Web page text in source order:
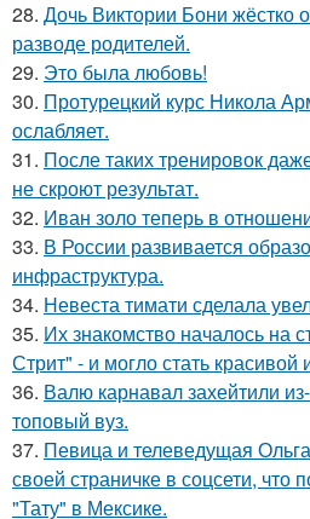
28. Дочь Виктории Бони жёстко
разводе родителей.
29. Это была любовь!
30. Протурецкий курс Никола
ослабляет.
31. После таких тренировок
не скроют результат.
32. Иван золо теперь в
33. В России развивается
инфраструктура.
34. Невеста тимати сделала
35. Их знакомство началось на
Стрит" - и могло стать красивой
36. Валю карнавал захейтили
топовый вуз.
37. Певица и телеведущая
своей страничке в соцсети, что
"Тату" в Мексике.